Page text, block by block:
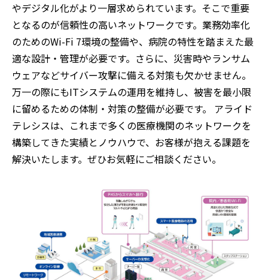
やデジタル化がより一層求められています。そこで重要
となるのが信頼性の高いネットワークです。業務効率化
のためのWi-Fi 7環境の整備や、病院の特性を踏まえた最
適な設計・管理が必要です。さらに、災害時やランサム
ウェアなどサイバー攻撃に備える対策も欠かせません。
万一の際にもITシステムの運用を維持し、被害を最小限
に留めるための体制・対策の整備が必要です。 アライド
テレシスは、これまで多くの医療機関のネットワークを
構築してきた実績とノウハウで、お客様が抱える課題を
解決いたします。ぜひお気軽にご相談ください。